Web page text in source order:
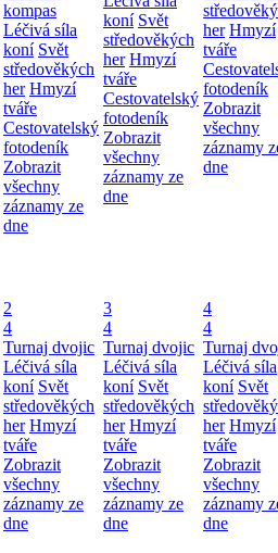
kompas
Léčivá síla
koní Svět
středověkých
her Hmyzí
tváře
Cestovatelský
fotodeník
Zobrazit
všechny
záznamy ze
dne
koní Svět
středověkých
her Hmyzí
tváře
Cestovatelský
fotodeník
Zobrazit
všechny
záznamy ze
dne
her Hmyzí
tváře
fotodeník
Zobrazit
všechny
záznamy
dne
2
4
Turnaj dvojic
Léčivá síla
koní Svět
středověkých
her Hmyzí
tváře
Zobrazit
všechny
záznamy ze
dne
3
4
Turnaj dvojic
Léčivá síla
koní Svět
středověkých
her Hmyzí
tváře
Zobrazit
všechny
záznamy ze
dne
4
4
Turnaj
Léčivá síla
koní Svět
her Hmyzí
tváře
Zobrazit
všechny
záznamy
dne